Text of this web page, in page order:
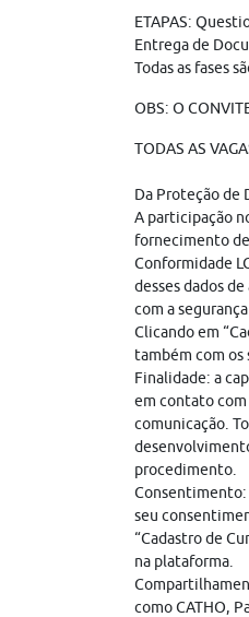
ETAPAS:
Entrega de
Todas as fases
OBS: O
TODAS AS
Da Proteção de
A participação
fornecimento
Conformidade
desses dados
com a
Clicando em
também com
Finalidade: a
em contato
comunicação.
procedimento.
Consentimento:
seu
“Cadastro de
na plataforma.
como CATHO,